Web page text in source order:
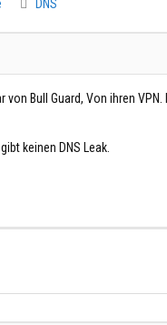
DNS
Bull Guard, Von ihren
keinen DNS Leak.